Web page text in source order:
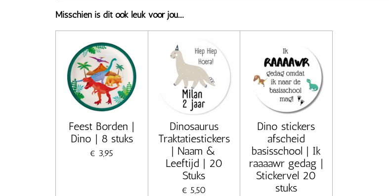
Misschien is dit ook leuk voor jou....
Feest Borden |
Dino | 8 stuks
€ 3,95
Dinosaurus
Traktatiestickers
| Naam &
Leeftijd | 20
Stuks
€ 5,50
Dino stickers
afscheid
basisschool | Ik
raaaawr gedag |
Stickervel 20
stuks